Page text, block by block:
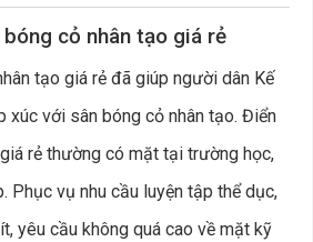
cỏ nhân tạo giá rẻ
tạo giá rẻ đã giúp người dân Kế
xúc với sân bóng cỏ nhân tạo. Điển
rẻ thường có mặt tại trường học,
Phục vụ nhu cầu luyện tập thể dục,
yêu cầu không quá cao về mặt kỹ